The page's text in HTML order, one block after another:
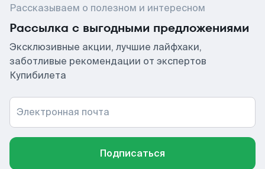
Рассказываем о полезном и интересном
Рассылка с выгодными предложениями
Эксклюзивные акции, лучшие лайфхаки,
заботливые рекомендации от экспертов
Купибилета
Электронная почта
Подписаться